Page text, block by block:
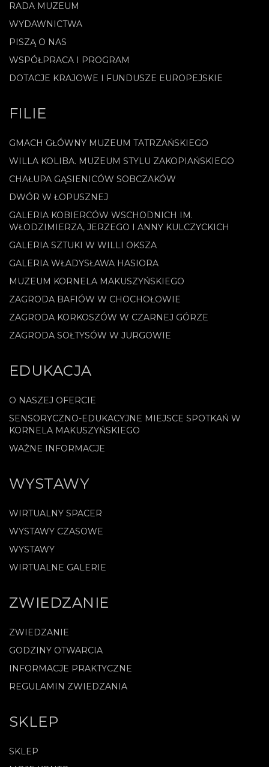
RADA MUZEUM
WYDAWNICTWA
PISZĄ O NAS
WSPÓŁPRACA I PROGRAM
DOTACJE KRAJOWE I FUNDUSZE EUROPEJSKIE
FILIE
GMACH GŁÓWNY MUZEUM TATRZAŃSKIEGO
WILLA KOLIBA. MUZEUM STYLU ZAKOPIAŃSKIEGO
CHAŁUPA GĄSIENICÓW SOBCZAKÓW
DWÓR W ŁOPUSZNEJ
GALERIA KOBIERCÓW WSCHODNICH IM.
WŁODZIMIERZA, JERZEGO I ANNY KULCZYCKICH
GALERIA SZTUKI W WILLI OKSZA
GALERIA WŁADYSŁAWA HASIORA
MUZEUM KORNELA MAKUSZYŃSKIEGO
ZAGRODA BAFIÓW W CHOCHOŁOWIE
ZAGRODA KORKOSZÓW W CZARNEJ GÓRZE
ZAGRODA SOŁTYSÓW W JURGOWIE
EDUKACJA
O NASZEJ OFERCIE
SENSORYCZNO-EDUKACYJNE MIEJSCE SPOTKAŃ W
KORNELA MAKUSZYŃSKIEGO
WAŻNE INFORMACJE
WYSTAWY
WIRTUALNY SPACER
WYSTAWY CZASOWE
WYSTAWY
WIRTUALNE GALERIE
ZWIEDZANIE
ZWIEDZANIE
GODZINY OTWARCIA
INFORMACJE PRAKTYCZNE
REGULAMIN ZWIEDZANIA
SKLEP
SKLEP